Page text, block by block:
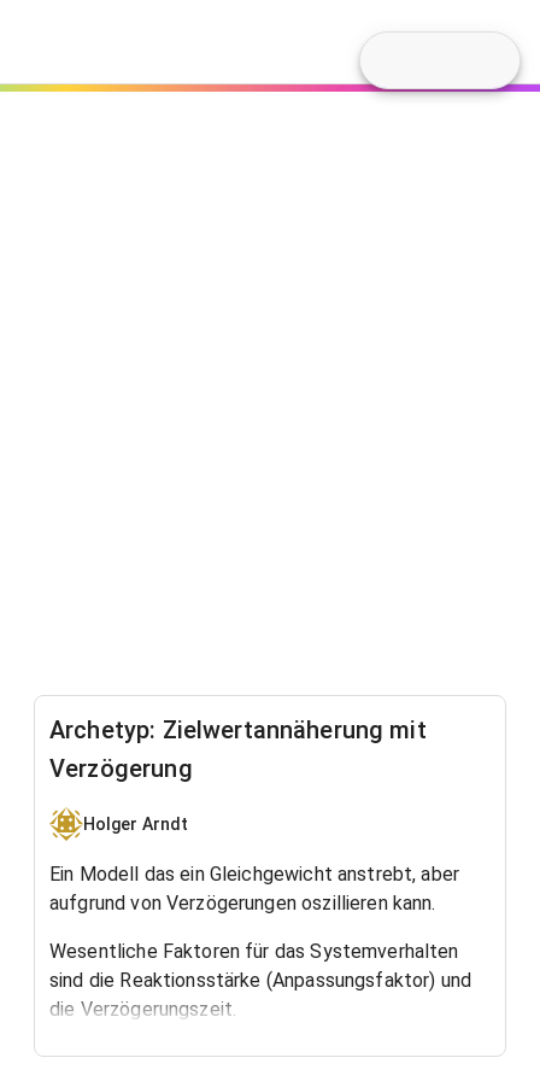
Archetyp: Zielwertannäherung mit
Verzögerung
Holger Arndt
Ein Modell das ein Gleichgewicht anstrebt, aber
aufgrund von Verzögerungen oszillieren kann.
Wesentliche Faktoren für das Systemverhalten
sind die Reaktionsstärke (Anpassungsfaktor) und
die Verzögerungszeit.